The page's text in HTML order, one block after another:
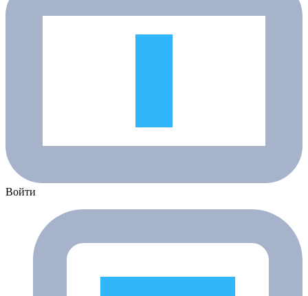
Войти